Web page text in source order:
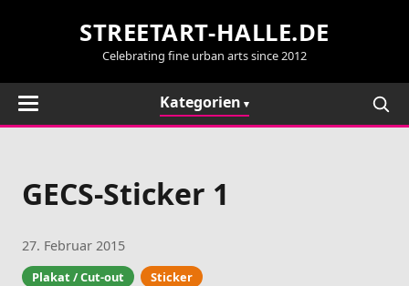
STREETART-HALLE.DE
Celebrating fine urban arts since 2012
Kategorien
GECS-Sticker 1
27. Februar 2015
Plakat / Cut-out Sticker